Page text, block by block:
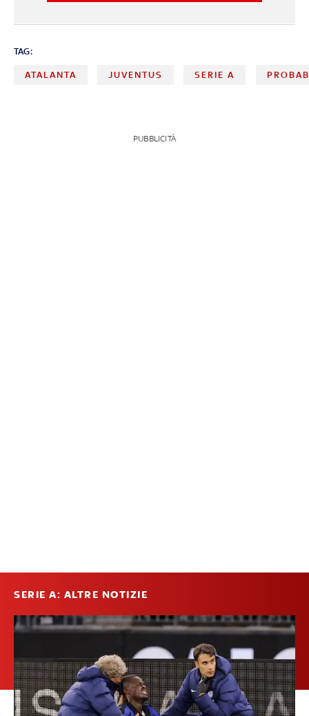
TAG:
ATALANTA JUVENTUS SERIE A
PUBBLICITÀ
SERIE A: ALTRE NOTIZIE